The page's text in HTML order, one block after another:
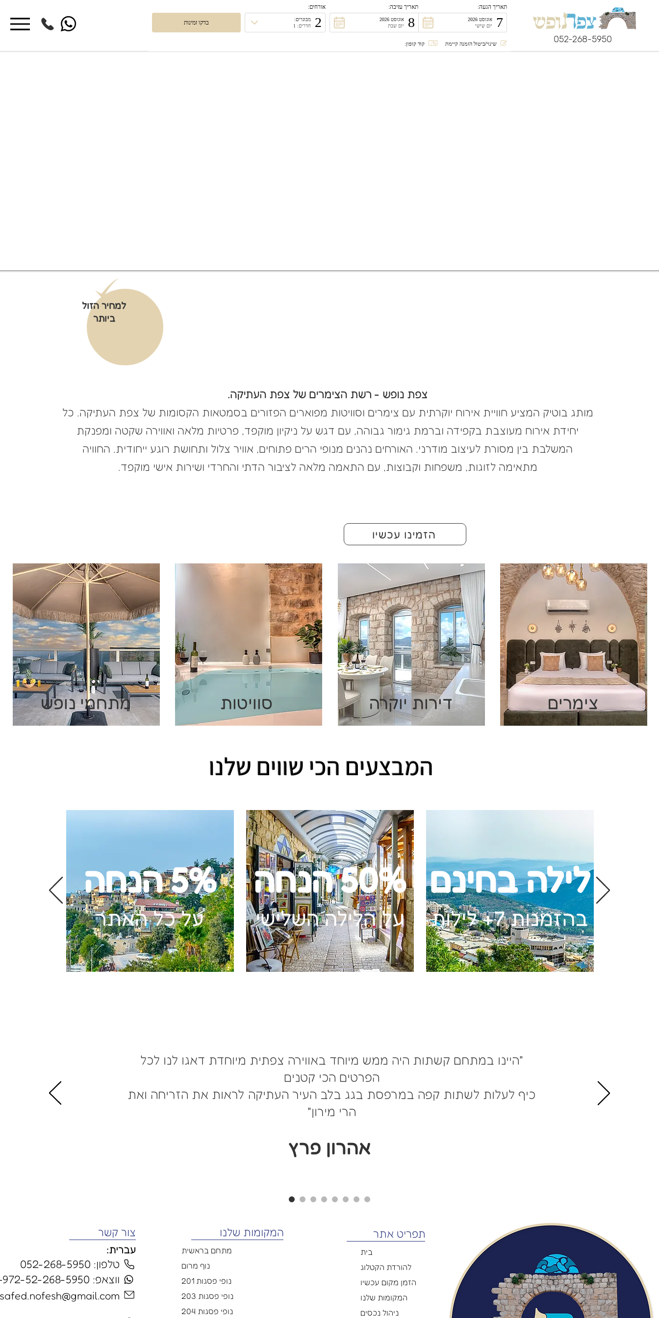
תאריך הגעה:
7
אוגוסט 2026
יום שישי
תאריך עזיבה:
8
אוגוסט 2026
יום שבת
אורחים:
2
מבוגרים:
חדרים: 1
קוד קופון: שינוי/ביטול הזמנה קיימת 052-268-5950
צפת נופש - רשת הצימרים של צפת העתיקה.
מותג בוטיק המציע חוויית אירוח יוקרתית עם צימרים וסוויטות מפוארים הפזורים בסמטאות הקסומות של צפת העתיקה. כל
יחידת אירוח מעוצבת בקפידה וברמת גימור גבוהה, עם דגש על ניקיון מוקפד, פרטיות מלאה ואווירה שקטה ומפנקת
המשלבת בין מסורת לעיצוב מודרני. האורחים נהנים מנופי הרים פתוחים, אוויר צלול ותחושת רוגע ייחודית. החוויה
מתאימה לזוגות, משפחות וקבוצות, עם התאמה מלאה לציבור הדתי והחרדי ושירות אישי מוקפד.
למחיר הזול
ביותר
הזמינו עכשיו
מתחמי נופש דירות יוקרה צימרים
המבצעים הכי שווים שלנו
5% הנחה
על כל האתר
50% הנחה
על הלילה השלישי
לילה בחינם
בהזמנות 7+ לילות
"היינו במתחם קשתות היה ממש מיוחד באווירה צפתית מיוחדת דאגו לנו לכל
הפרטים הכי קטנים
כיף לעלות לשתות קפה במרפסת בגג בלב העיר העתיקה לראות את הזריחה ואת
הרי מירון"
אהרון פרץ
צור קשר
עברית:
טלפון: 052-268-5950
ווצאפ: 972-52-268-5950+
safed.nofesh@gmail.com
המקומות שלנו
מתחם בראשית
נוף מרום
נופי פסגות 201
נופי פסגות 203
נופי פסגות 204
תפריט אתר
בית
להורדת הקטלוג
הזמן מקום עכשיו
המקומות שלנו
ניהול נכסים